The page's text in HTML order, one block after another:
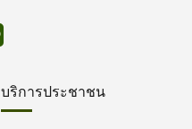
บริการประชาชน